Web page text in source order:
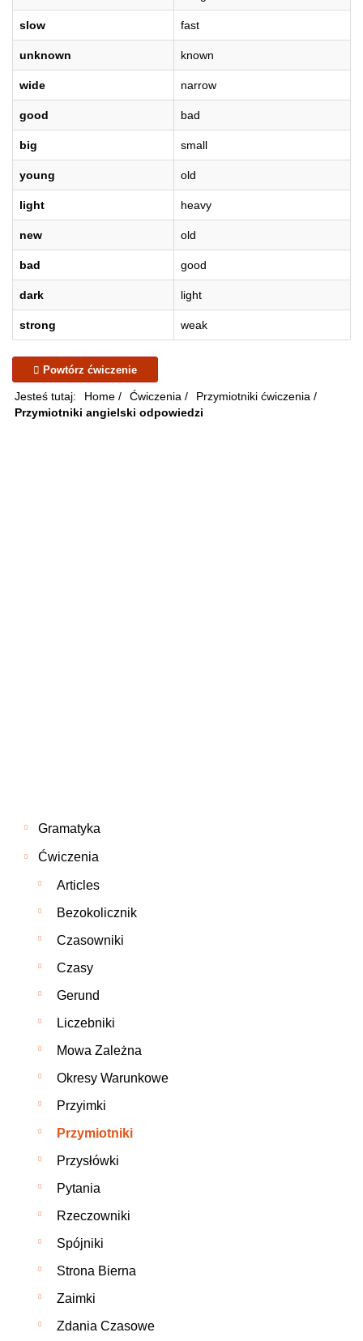
slow fast
unknown known
wide narrow
good bad
big small
young old
light heavy
new old
bad good
dark light
strong weak
Powtórz ćwiczenie
Jesteś tutaj: Home / Ćwiczenia / Przymiotniki ćwiczenia /
Przymiotniki angielski odpowiedzi
Gramatyka
Ćwiczenia
Articles
Bezokolicznik
Czasowniki
Czasy
Gerund
Liczebniki
Mowa Zależna
Okresy Warunkowe
Przyimki
Przymiotniki
Przysłówki
Pytania
Rzeczowniki
Spójniki
Strona Bierna
Zaimki
Zdania Czasowe